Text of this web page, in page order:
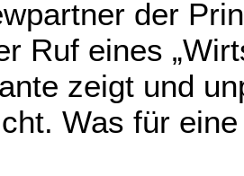
der
Ruf eines
zeigt und
Was für